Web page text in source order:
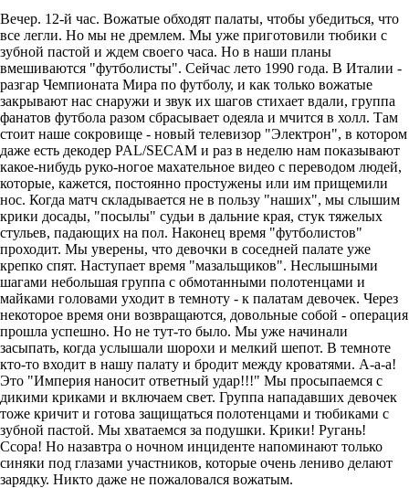
Вечер. 12-й час. Вожатые обходят палаты, чтобы убедиться, что
все легли. Но мы не дремлем. Мы уже приготовили тюбики с
зубной пастой и ждем своего часа. Но в наши планы
вмешиваются "футболисты". Сейчас лето 1990 года. В Италии -
разгар Чемпионата Мира по футболу, и как только вожатые
закрывают нас снаружи и звук их шагов стихает вдали, группа
фанатов футбола разом сбрасывает одеяла и мчится в холл. Там
стоит наше сокровище - новый телевизор "Электрон", в котором
даже есть декодер PAL/SECAM и раз в неделю нам показывают
какое-нибудь руко-ногое махательное видео с переводом людей,
которые, кажется, постоянно простужены или им прищемили
нос. Когда матч складывается не в пользу "наших", мы слышим
крики досады, "посылы" судьи в дальние края, стук тяжелых
стульев, падающих на пол. Наконец время "футболистов"
проходит. Мы уверены, что девочки в соседней палате уже
крепко спят. Наступает время "мазальщиков". Неслышными
шагами небольшая группа с обмотанными полотенцами и
майками головами уходит в темноту - к палатам девочек. Через
некоторое время они возвращаются, довольные собой - операция
прошла успешно. Но не тут-то было. Мы уже начинали
засыпать, когда услышали шорохи и мелкий шепот. В темноте
кто-то входит в нашу палату и бродит между кроватями. А-а-а!
Это "Империя наносит ответный удар!!!" Мы просыпаемся с
дикими криками и включаем свет. Группа нападавших девочек
тоже кричит и готова защищаться полотенцами и тюбиками с
зубной пастой. Мы хватаемся за подушки. Крики! Ругань!
Ссора! Но назавтра о ночном инциденте напоминают только
синяки под глазами участников, которые очень лениво делают
зарядку. Никто даже не пожаловался вожатым.